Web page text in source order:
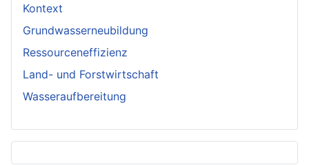
Kontext
Grundwasserneubildung
Ressourceneffizienz
Land- und Forstwirtschaft
Wasseraufbereitung